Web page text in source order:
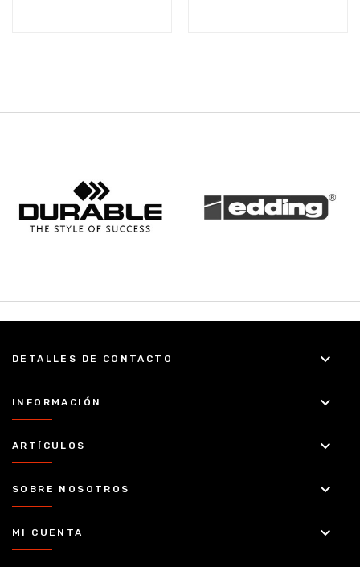
DETALLES DE CONTACTO keyboard_arrow_down
INFORMACIÓN keyboard_arrow_down
ARTÍCULOS keyboard_arrow_down
SOBRE NOSOTROS keyboard_arrow_down
MI CUENTA keyboard_arrow_down